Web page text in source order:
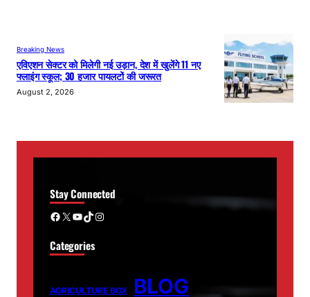
Breaking News
एविएशन सेक्टर को मिलेगी नई उड़ान, देश में खुलेंगे 11 नए
फ्लाइंग स्कूल; 30 हजार पायलटों की जरूरत
August 2, 2026
Stay Connected
Facebook X YouTube TikTok Instagram
Categories
AGRICULTURE BOX BLOG